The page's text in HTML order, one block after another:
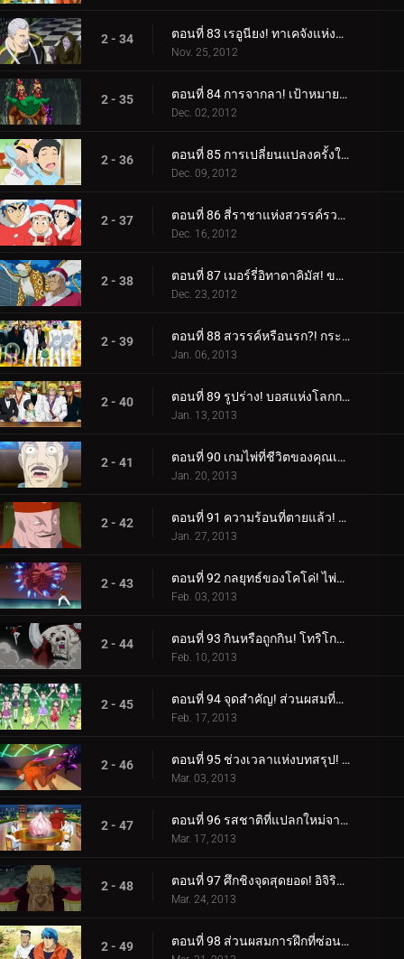
2 - 34 ตอนที่ 83 เรอูนียง! ทาเคจังแห่งปราสาทโอโตกิ!
Nov. 25, 2012
2 - 35 ตอนที่ 84 การจากลา! เป้าหมายของเชฟ
Dec. 02, 2012
2 - 36 ตอนที่ 85 การเปลี่ยนแปลงครั้งใหญ่ - สถานเสริมความงาม ช่างตัดผม Gourmet!
Dec. 09, 2012
2 - 37 ตอนที่ 86 สี่ราชาแห่งสวรรค์รวมตัวกัน! ปาฏิหาริย์กลางฤดูหนาว!
Dec. 16, 2012
2 - 38 ตอนที่ 87 เมอร์รี่อิทาดาคิมัส! ของขวัญจากกูร์เมต์ซานต้า!
Dec. 23, 2012
2 - 39 ตอนที่ 88 สวรรค์หรือนรก?! กระโจนเข้าสู่ Gourmet Casino!
Jan. 06, 2013
2 - 40 ตอนที่ 89 รูปร่าง! บอสแห่งโลกการทำอาหารใต้ดิน Livebearer!
Jan. 13, 2013
2 - 41 ตอนที่ 90 เกมไพ่ที่ชีวิตของคุณเดิมพัน! ชิมรสเลิศ!
Jan. 20, 2013
2 - 42 ตอนที่ 91 ความร้อนที่ตายแล้ว! โคโค่ VS ไลฟ์แบร์เรอร์
Jan. 27, 2013
2 - 43 ตอนที่ 92 กลยุทธ์ของโคโค่! ไพ่ใบใหญ่ที่จะตัดสินผลลัพธ์!
Feb. 03, 2013
2 - 44 ตอนที่ 93 กินหรือถูกกิน! โทริโกะ ปะทะ ฮันย่าแพนด้า!
Feb. 10, 2013
2 - 45 ตอนที่ 94 จุดสำคัญ! ส่วนผสมที่แย่ที่สุดที่เหลืออยู่!
Feb. 17, 2013
2 - 46 ตอนที่ 95 ช่วงเวลาแห่งบทสรุป! สถานการณ์อันประเสริฐของ Coko!
Mar. 03, 2013
2 - 47 ตอนที่ 96 รสชาติที่แปลกใหม่จากโลกนี้! การกินกระเทียมดาวตกที่แท้จริง!
Mar. 17, 2013
2 - 48 ตอนที่ 97 ศึกชิงจุดสุดยอด! อิจิริว ปะทะ มิโดระแห่งบิโชคุไค!
Mar. 24, 2013
2 - 49 ตอนที่ 98 ส่วนผสมการฝึกที่ซ่อนอยู่! คำแนะนำฉุกเฉินจากอิจิริว!